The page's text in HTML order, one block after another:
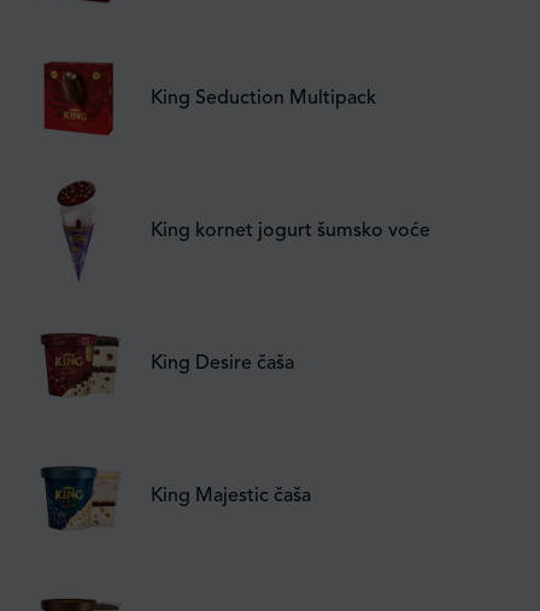
King Seduction Multipack
King kornet jogurt šumsko voće
King Desire čaša
King Majestic čaša